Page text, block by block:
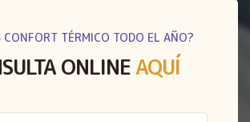
CONFORT TÉRMICO TODO EL AÑO?
ONLINEAQUÍ